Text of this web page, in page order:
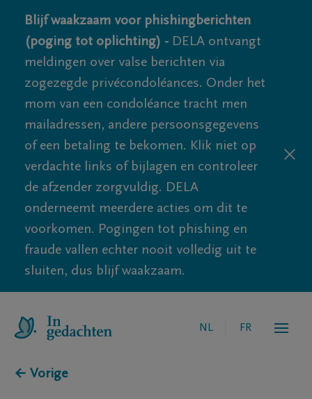
Blijf waakzaam voor phishingberichten
(poging tot oplichting) - DELA ontvangt
meldingen over valse berichten via
zogezegde privécondoléances. Onder het
mom van een condoléance tracht men
mailadressen, andere persoonsgegevens
of een betaling te bekomen. Klik niet op
verdachte links of bijlagen en controleer
de afzender zorgvuldig. DELA
onderneemt meerdere acties om dit te
voorkomen. Pogingen tot phishing en
fraude vallen echter nooit volledig uit te
sluiten, dus blijf waakzaam.
NL FR
← Vorige